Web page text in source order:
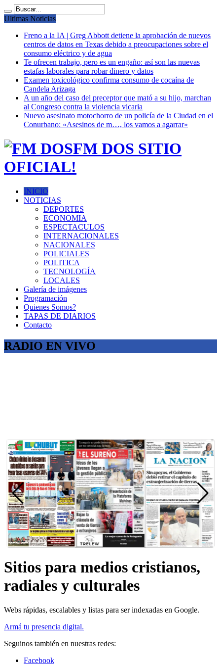
Ultimas Noticias
Freno a la IA | Greg Abbott detiene la aprobación de nuevos
centros de datos en Texas debido a preocupaciones sobre el
consumo eléctrico y de agua
Te ofrecen trabajo, pero es un engaño: así son las nuevas
estafas laborales para robar dinero y datos
Examen toxicológico confirma consumo de cocaína de
Candela Arizaga
A un año del caso del preceptor que mató a su hijo, marchan
al Congreso contra la violencia vicaria
Nuevo asesinato motochorro de un policía de la Ciudad en el
Conurbano: «Asesinos de m…, los vamos a agarrar»
FM DOS SITIO
OFICIAL!
INICIO
NOTICIAS
DEPORTES
ECONOMIA
ESPECTACULOS
INTERNACIONALES
NACIONALES
POLICIALES
POLITICA
TECNOLOGÍA
LOCALES
Galería de imágenes
Programación
Quienes Somos?
TAPAS DE DIARIOS
Contacto
RADIO EN VIVO
Sitios para medios cristianos,
radiales y culturales
Webs rápidas, escalables y listas para ser indexadas en Google.
Armá tu presencia digital.
Seguinos también en nuestras redes:
Facebook